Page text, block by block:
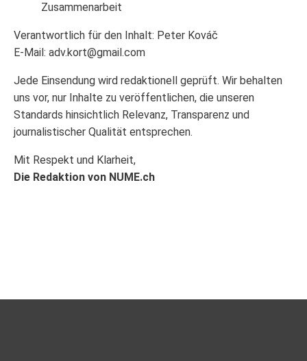
Zusammenarbeit
Verantwortlich für den Inhalt: Peter Kováč
E-Mail: adv.kort@gmail.com
Jede Einsendung wird redaktionell geprüft. Wir behalten
uns vor, nur Inhalte zu veröffentlichen, die unseren
Standards hinsichtlich Relevanz, Transparenz und
journalistischer Qualität entsprechen.
Mit Respekt und Klarheit,
Die Redaktion von NUME.ch